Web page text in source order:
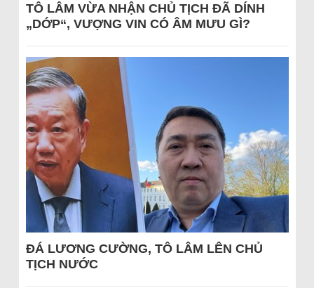
TÔ LÂM VỪA NHẬN CHỦ TỊCH ĐÃ DÍNH
„DỚP“, VƯỢNG VIN CÓ ÂM MƯU GÌ?
ĐÁ LƯƠNG CƯỜNG, TÔ LÂM LÊN CHỦ
TỊCH NƯỚC